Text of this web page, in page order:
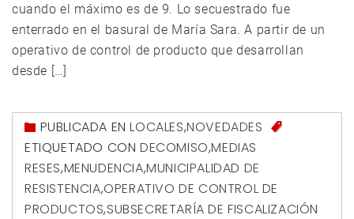
cuando el máximo es de 9. Lo secuestrado fue
enterrado en el basural de María Sara. A partir de un
operativo de control de producto que desarrollan
desde […]
PUBLICADA ENLOCALES,NOVEDADES
ETIQUETADO CON DECOMISO,MEDIAS
RESES,MENUDENCIA,MUNICIPALIDAD DE
RESISTENCIA,OPERATIVO DE CONTROL DE
PRODUCTOS,SUBSECRETARÍA DE FISCALIZACIÓN